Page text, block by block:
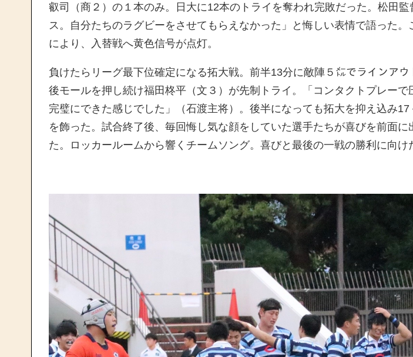
叡司（商２）の１本のみ。日大に12本のトライを奪われ完敗だった。松田
ス。自分たちのラグビーをさせてもらえなかった」と悔しい表情で語った。
により、入替戦へ黄色信号が点灯。
負けたらリーグ最下位確定になる拓大戦。前半13分に敵陣５㍍でラインア
後モールを押し続け福田柊平（文３）が先制トライ。「コンタクトプレーで
完璧にできた感じでした」（石渡主将）。後半になっても拓大を抑え込み17
を飾った。試合終了後、毎回悔し気な顔をしていた選手たちが喜びを前面に
た。ロッカールームから響くチームソング。喜びと最後の一戦の勝利に向け